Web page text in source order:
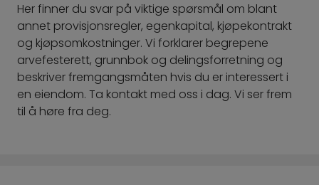
Her finner du svar på viktige spørsmål om blant
annet provisjonsregler, egenkapital, kjøpekontrakt
og kjøpsomkostninger. Vi forklarer begrepene
arvefesterett, grunnbok og delingsforretning og
beskriver fremgangsmåten hvis du er interessert i
en eiendom. Ta kontakt med oss i dag. Vi ser frem
til å høre fra deg.